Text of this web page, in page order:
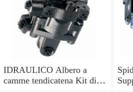
IDRAULICO Albero a
camme tendicatena Kit di